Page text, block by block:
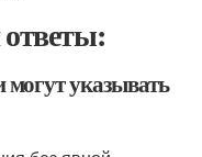
указывать